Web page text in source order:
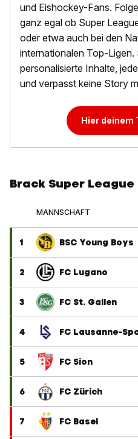
und Eishockey-Fans.
ganz egal ob Super
oder etwa auch bei den
internationalen Top-Ligen.
personalisierte Inhalte,
und verpasst keine Story
Hier deinem
Brack Super
MANNSCHAFT
1 BSC Young Boys
2 FC Lugano
3 FC St. Gallen
4 FC Lausanne-
5 FC Sion
6 FC Zürich
7 FC Basel